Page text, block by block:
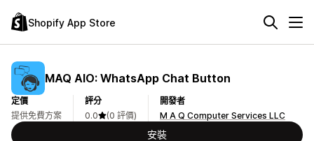
Shopify App Store
MAQ AIO: WhatsApp Chat Button
定價
提供免費方案
評分
0.0
(0 評價)
開發者
M A Q Computer Services LLC
安裝